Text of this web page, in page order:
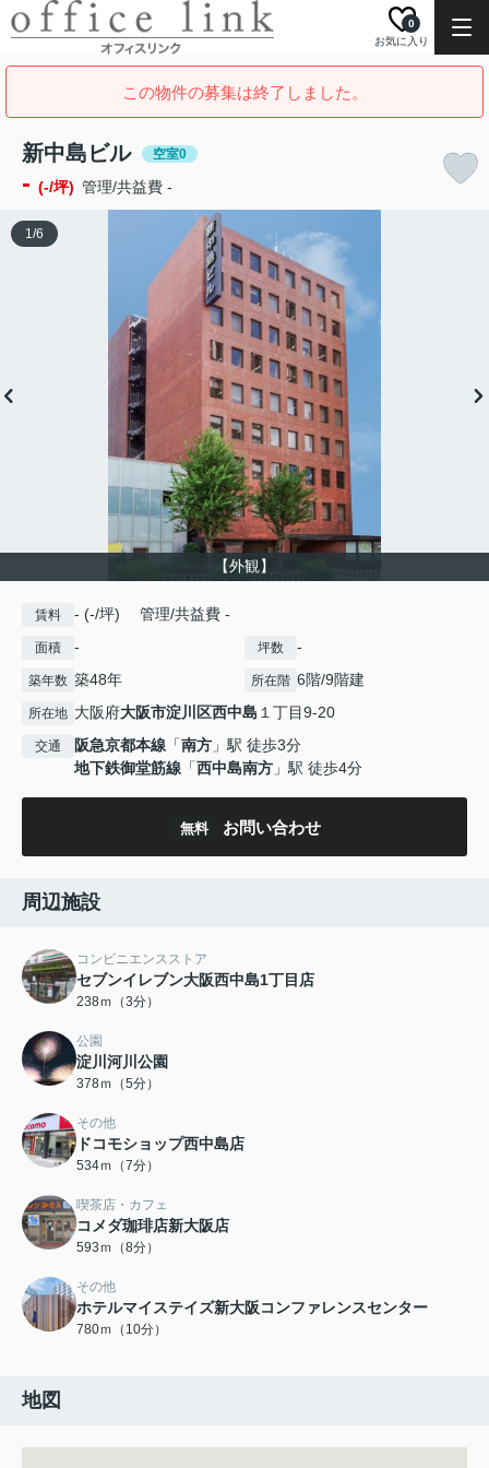
お気に入り
0
この物件の募集は終了しました。
新中島ビル 空室0
- (-/坪) 管理/共益費 -
【外観】
1/6
賃料 - (-/坪) 管理/共益費 -
面積 - 坪数 -
築年数 築48年 所在階 6階/9階建
所在地 大阪府大阪市淀川区西中島 １丁目9-20
交通 阪急京都本線 「南方 」駅 徒歩3分
地下鉄御堂筋線 「西中島南方 」駅 徒歩4分
無料 お問い合わせ
周辺施設
コンビニエンスストア
セブンイレブン大阪西中島1丁目店
238ｍ（3分）
公園
淀川河川公園
378ｍ（5分）
その他
ドコモショップ西中島店
534ｍ（7分）
喫茶店・カフェ
コメダ珈琲店新大阪店
593ｍ（8分）
その他
ホテルマイステイズ新大阪コンファレンスセンター
780ｍ（10分）
地図